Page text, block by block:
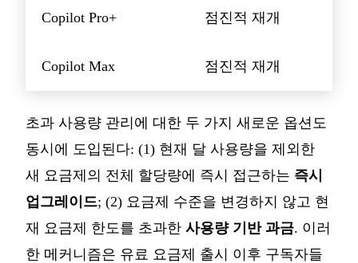
Copilot Pro+ 점진적 재개
Copilot Max 점진적 재개
초과 사용량 관리에 대한 두 가지 새로운 옵션도
동시에 도입된다: (1) 현재 달 사용량을 제외한
새 요금제의 전체 할당량에 즉시 접근하는 즉시
업그레이드; (2) 요금제 수준을 변경하지 않고 현
재 요금제 한도를 초과한 사용량 기반 과금. 이러
한 메커니즘은 유료 요금제 출시 이후 구독자들